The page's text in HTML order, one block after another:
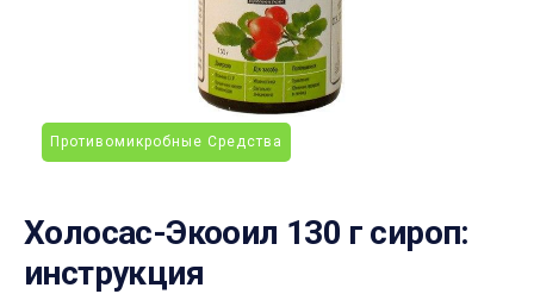
Противомикробные Средства
Холосас-Экооил 130 г сироп:
инструкция